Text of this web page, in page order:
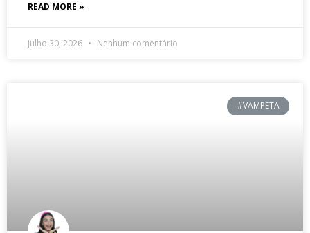
READ MORE »
julho 30, 2026 Nenhum comentário
#VAMPETA